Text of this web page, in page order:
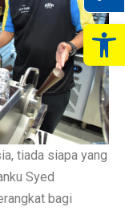
tiada siapa yang
Syed
bagi